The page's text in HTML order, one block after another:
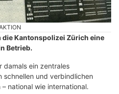
die Kantonspolizei Zürich eine
Betrieb.
damals ein zentrales
schnellen und verbindlichen
national wie international.